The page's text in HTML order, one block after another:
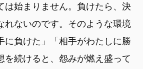
は始まりません。負けたら、決
れないのです。そのような環境
に負けた」「相手がわたしに勝
を続けると、怨みが燃え盛って